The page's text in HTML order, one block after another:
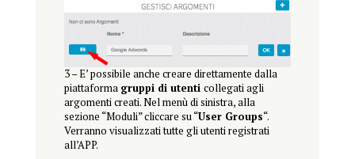
3 – E’ possibile anche creare direttamente dalla
piattaforma gruppi di utenti collegati agli
argomenti creati. Nel menù di sinistra, alla
sezione “Moduli” cliccare su “User Groups“.
Verranno visualizzati tutte gli utenti registrati
all’APP.